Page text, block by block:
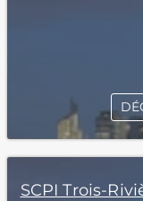
SCPI Trois-